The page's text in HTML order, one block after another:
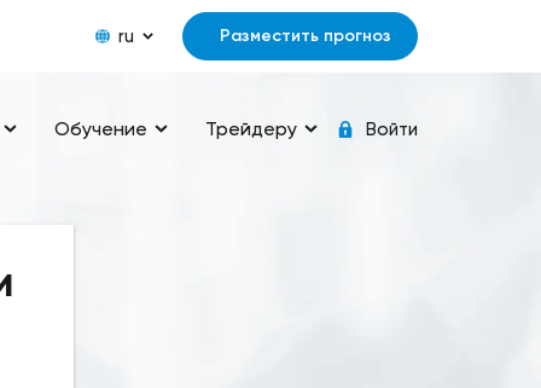
ru Разместить прогноз
Обучение Трейдеру Войти